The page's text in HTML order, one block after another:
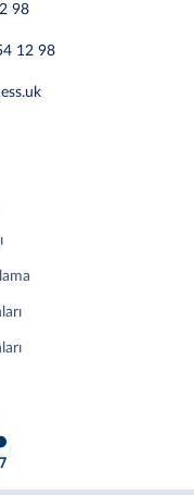
98
12 98